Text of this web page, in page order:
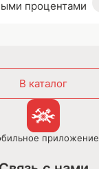
процентами
В каталог
приложение